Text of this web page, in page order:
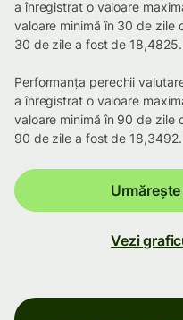
a înregistrat o valoare
valoare minimă în 30 de zile
30 de zile a fost de
Performanța perechii
a înregistrat o valoare
valoare minimă în 90 de zile
90 de zile a fost de
Vezi